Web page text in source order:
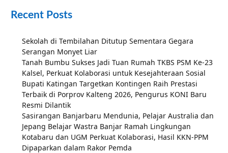
Recent Posts
Sekolah di Tembilahan Ditutup Sementara Gegara
Serangan Monyet Liar
Tanah Bumbu Sukses Jadi Tuan Rumah TKBS PSM Ke-23
Kalsel, Perkuat Kolaborasi untuk Kesejahteraan Sosial
Bupati Katingan Targetkan Kontingen Raih Prestasi
Terbaik di Porprov Kalteng 2026, Pengurus KONI Baru
Resmi Dilantik
Sasirangan Banjarbaru Mendunia, Pelajar Australia dan
Jepang Belajar Wastra Banjar Ramah Lingkungan
Kotabaru dan UGM Perkuat Kolaborasi, Hasil KKN-PPM
Dipaparkan dalam Rakor Pemda